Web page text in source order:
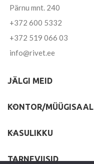
Pärnu mnt. 240
+372 600 5332
+372 519 066 03
info@rivet.ee
JÄLGI MEID
KONTOR/MÜÜGISAAL
KASULIKKU
TARNEVIISID